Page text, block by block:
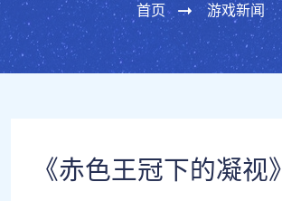
首页 游戏新闻
《赤色王冠下的凝视》